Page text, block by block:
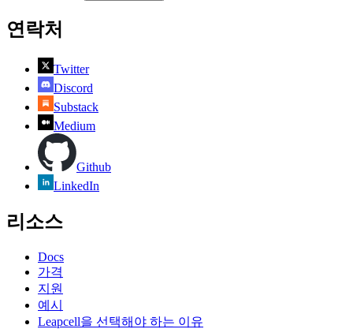
연락처
Twitter
Discord
Substack
Medium
Github
LinkedIn
리소스
Docs
가격
지원
예시
Leapcell을 선택해야 하는 이유